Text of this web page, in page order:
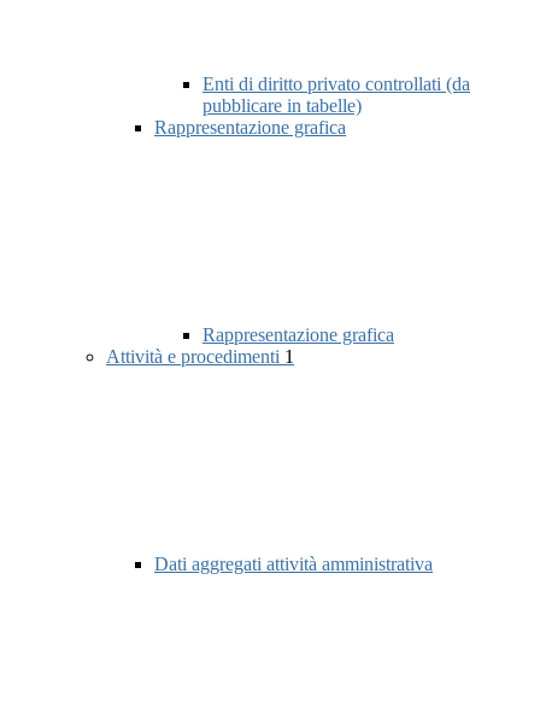
Enti di diritto privato controllati (da
pubblicare in tabelle)
Rappresentazione grafica
Rappresentazione grafica
Attività e procedimenti 1
Dati aggregati attività amministrativa